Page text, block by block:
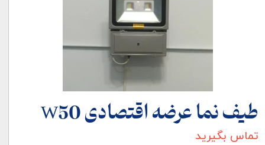
طیف نما عرضه اقتصادی W50
تماس بگیرید